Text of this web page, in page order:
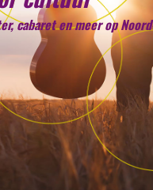
cabaret en meer op